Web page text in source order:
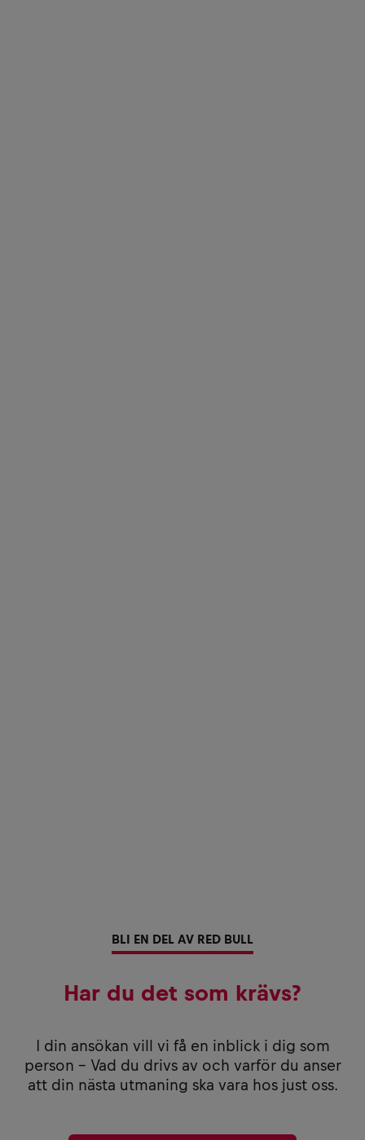
BLI EN DEL AV RED BULL
Har du det som krävs?
I din ansökan vill vi få en inblick i dig som
person – Vad du drivs av och varför du anser
att din nästa utmaning ska vara hos just oss.